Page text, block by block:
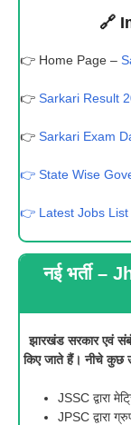
🔗
👉 Home Page –
👉 Sarkari Result
👉 Sarkari Exam
👉 State Wise
👉 Latest Jobs List
नई भर्ती –
झारखंड सरकार एवं
किए जाते हैं। नीचे कुछ
JSSC द्वारा
JPSC द्वारा